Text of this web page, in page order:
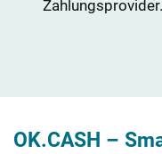
Zahlungsprovider.
OK.CASH –